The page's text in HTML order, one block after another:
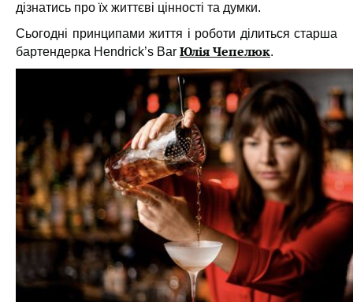
дізнатись про їх життєві цінності та думки.
Сьогодні принципами життя і роботи ділиться старша
бартендерка Hendrick’s Bar Юлія Чепелюк.